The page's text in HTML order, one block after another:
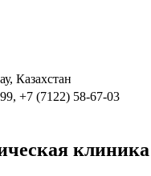
Казахстан
+7 (7122) 58-67-03